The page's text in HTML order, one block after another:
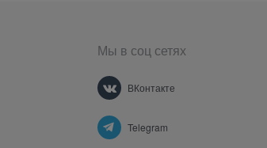
Мы в соц сетях
ВКонтакте
Telegram